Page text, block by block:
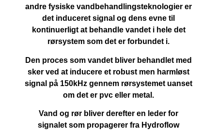
andre fysiske vandbehandlingsteknologier er
det induceret signal og dens evne til
kontinuerligt at behandle vandet i hele det
rørsystem som det er forbundet i.
Den proces som vandet bliver behandlet med
sker ved at inducere et robust men harmløst
signal på 150kHz gennem rørsystemet uanset
om det er pvc eller metal.
Vand og rør bliver derefter en leder for
signalet som propagerer fra Hydroflow